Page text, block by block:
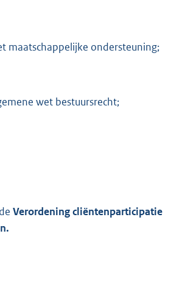
maatschappelijke ondersteuning;
wet bestuursrecht;
Verordening cliëntenparticipatie